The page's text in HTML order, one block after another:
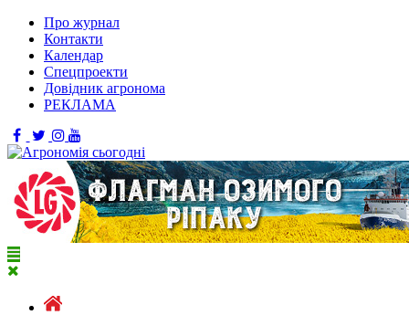
Про журнал
Контакти
Календар
Спецпроекти
Довідник агронома
РЕКЛАМА